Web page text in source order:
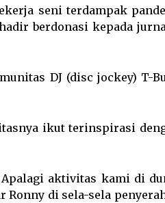
seni terdampak
berdonasi kepada
DJ (disc jockey) T-
ikut terinspirasi
aktivitas kami di
Ronny di sela-sela